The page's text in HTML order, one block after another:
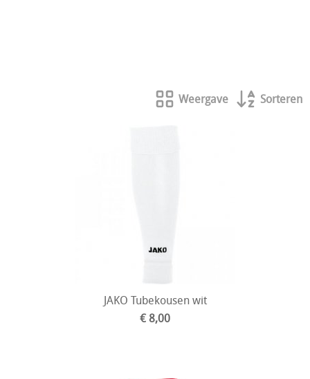
Weergave Sorteren
JAKO Tubekousen wit
€ 8,00